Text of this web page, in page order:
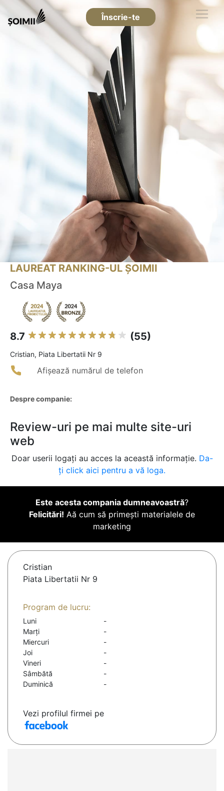
Înscrie-te
LAUREAT RANKING-UL ȘOIMII
Casa Maya
8.7 (55)
Cristian, Piata Libertatii Nr 9
Afișează numărul de telefon
Despre companie:
Review-uri pe mai multe site-uri
web
Doar userii logați au acces la această informație. Da-
ți click aici pentru a vă loga.
Este acesta compania dumneavoastră?
Felicitări! Aă cum să primești materialele de
marketing
Cristian
Piata Libertatii Nr 9
Program de lucru:
Luni
-
Marți
-
Miercuri
-
Joi
-
Vineri
-
Sâmbătă
-
Duminică
-
Vezi profilul firmei pe